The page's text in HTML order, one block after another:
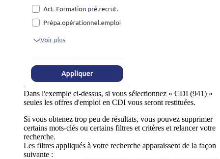
Dans l'exemple ci-dessus, si vous sélectionnez « CDI (941) »
seules les offres d'emploi en CDI vous seront restituées.
Si vous obtenez trop peu de résultats, vous pouvez supprimer
certains mots-clés ou certains filtres et critères et relancer votre
recherche.
Les filtres appliqués à votre recherche apparaissent de la façon
suivante :